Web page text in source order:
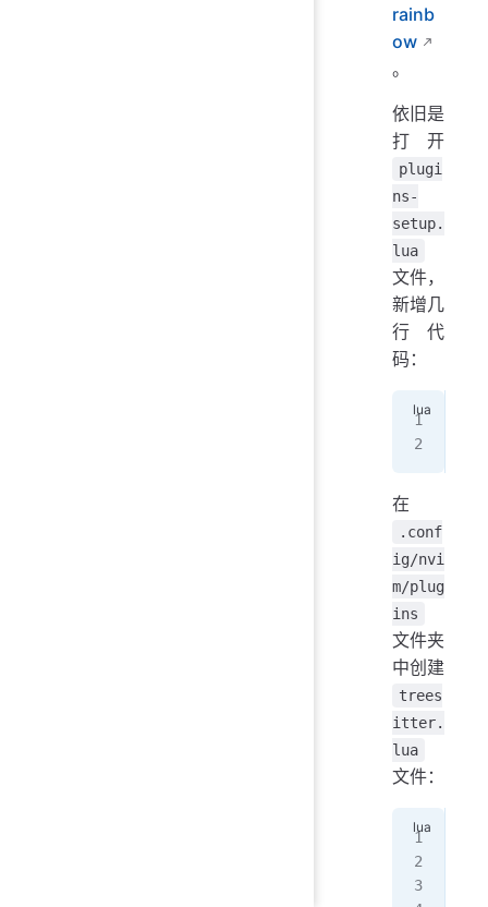
rainb
ow
。
依旧是
打开
plugi
ns-
setup.
lua
文件，
新增几
行代
码：
在
.conf
ig/nvi
m/plug
ins
文件夹
中创建
trees
itter.
lua
文件：